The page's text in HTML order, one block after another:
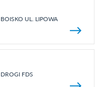
BOISKO UL. LIPOWA
DROGI FDS